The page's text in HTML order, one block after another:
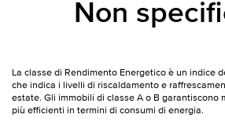
Non
La classe di Rendimento Energetico è un indice
che indica i livelli di riscaldamento e
estate. Gli immobili di classe A o B garantiscono
più efficienti in termini di consumi di energia.